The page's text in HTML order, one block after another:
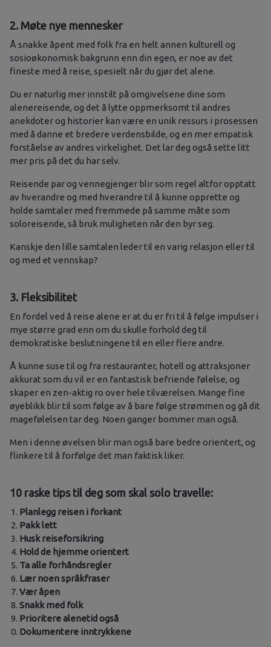
2. Møte nye mennesker
Å snakke åpent med folk fra en helt annen kulturell og
sosioøkonomisk bakgrunn enn din egen, er noe av det
fineste med å reise, spesielt når du gjør det alene.
Du er naturlig mer innstilt på omgivelsene dine som
alenereisende, og det å lytte oppmerksomt til andres
anekdoter og historier kan være en unik ressurs i prosessen
med å danne et bredere verdensbilde, og en mer empatisk
forståelse av andres virkelighet. Det lar deg også sette litt
mer pris på det du har selv.
Reisende par og vennegjenger blir som regel altfor opptatt
av hverandre og med hverandre til å kunne opprette og
holde samtaler med fremmede på samme måte som
soloreisende, så bruk muligheten når den byr seg.
Kanskje den lille samtalen leder til en varig relasjon eller til
og med et vennskap?
3. Fleksibilitet
En fordel ved å reise alene er at du er fri til å følge impulser i
mye større grad enn om du skulle forhold deg til
demokratiske beslutningene til en eller flere andre.
Å kunne suse til og fra restauranter, hotell og attraksjoner
akkurat som du vil er en fantastisk befriende følelse, og
skaper en zen-aktig ro over hele tilværelsen. Mange fine
øyeblikk blir til som følge av å bare følge strømmen og gå dit
magefølelsen tar deg. Noen ganger bommer man også.
Men i denne øvelsen blir man også bare bedre orientert, og
flinkere til å forfølge det man faktisk liker.
10 raske tips til deg som skal solo travelle:
Planlegg reisen i forkant
Pakk lett
Husk reiseforsikring
Hold de hjemme orientert
Ta alle forhåndsregler
Lær noen språkfraser
Vær åpen
Snakk med folk
Prioritere alenetid også
Dokumentere inntrykkene